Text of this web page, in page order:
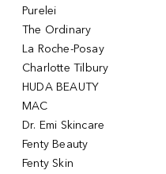
Purelei
The Ordinary
La Roche-Posay
Charlotte Tilbury
HUDA BEAUTY
MAC
Dr. Emi Skincare
Fenty Beauty
Fenty Skin